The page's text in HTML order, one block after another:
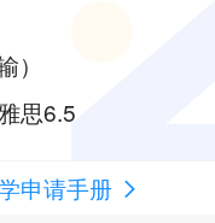
）
思6.5
申请手册